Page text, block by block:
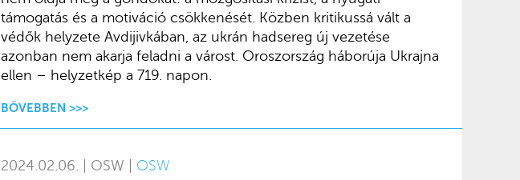
támogatás és a motiváció csökkenését. Közben kritikussá vált a
védők helyzete Avdijivkában, az ukrán hadsereg új vezetése
azonban nem akarja feladni a várost. Oroszország háborúja Ukrajna
ellen – helyzetkép a 719. napon.
BŐVEBBEN >>>
2024.02.06. | OSW | OSW